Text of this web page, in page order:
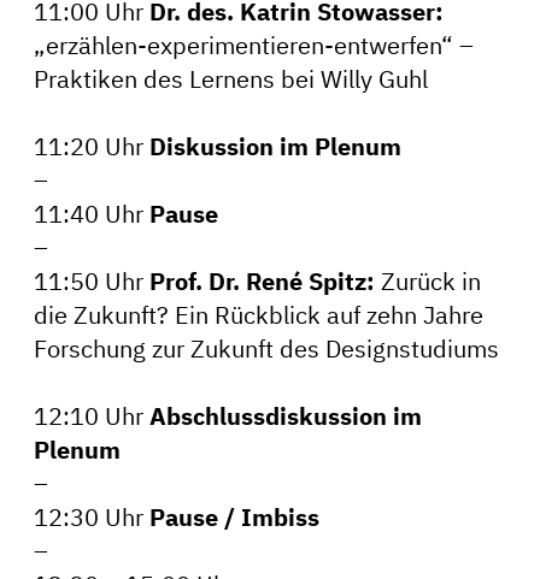
11:00 Uhr Dr. des. Katrin Stowasser:
„erzählen-experimentieren-entwerfen“ –
Praktiken des Lernens bei Willy Guhl
11:20 Uhr Diskussion im Plenum
–
11:40 Uhr Pause
–
11:50 Uhr Prof. Dr. René Spitz: Zurück in
die Zukunft? Ein Rückblick auf zehn Jahre
Forschung zur Zukunft des Designstudiums
12:10 Uhr Abschlussdiskussion im
Plenum
–
12:30 Uhr Pause / Imbiss
–